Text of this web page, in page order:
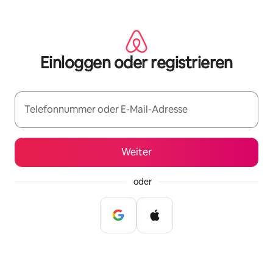
Einloggen oder registrieren
Telefonnummer oder E-Mail-Adresse
Weiter
oder